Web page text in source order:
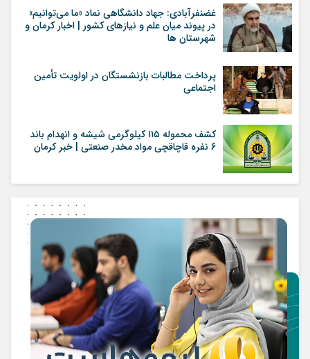
غضنفرآبادی: جهاد دانشگاهی نماد «ما می‌توانیم»
در پیوند میان علم و نیازهای کشور | اخبار کرمان و
شهرستان ها
پرداخت مطالبات بازنشستگان در اولویت تأمین
اجتماعی
کشف محموله ۱۱۵ کیلوگرمی شیشه و انهدام باند
۶ نفره قاچاقچی مواد مخدر صنعتی | خبر کرمان